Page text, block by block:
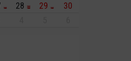
28 29
30